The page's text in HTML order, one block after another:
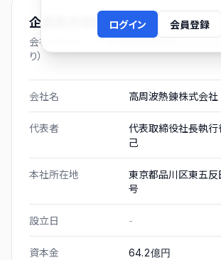
ログイン 会員登録
企業基本情報
会社プロフィール（有価証券報告書および
り）
会社名 高周波熱錬株式会社
代表者
代表取締役社長執
己
本社所在地
東京都品川区東五反
号
設立日 -
資本金 64.2億円